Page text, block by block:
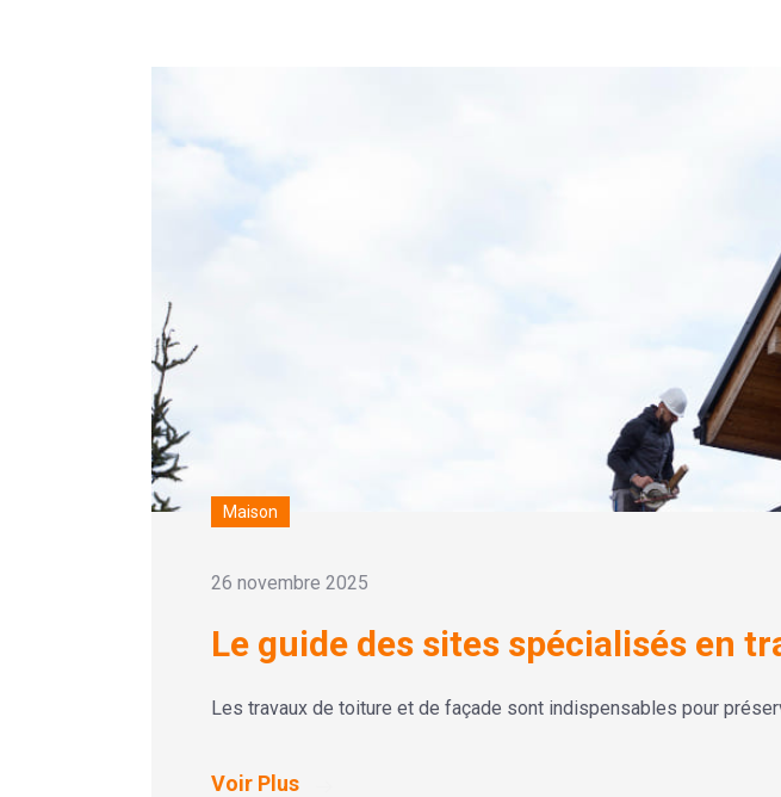
Maison
26 novembre 2025
Le guide des sites spécialisés en
Les travaux de toiture et de façade sont indispensables pour
Voir Plus